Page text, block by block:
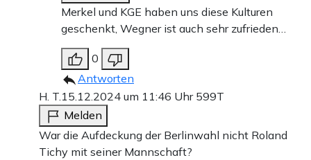
Merkel und KGE haben uns diese Kulturen
geschenkt, Wegner ist auch sehr zufrieden…
0
Antworten
H. T.15.12.2024 um 11:46 Uhr 599T
Melden
War die Aufdeckung der Berlinwahl nicht Roland
Tichy mit seiner Mannschaft?